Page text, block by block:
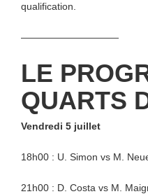
qualification.
——————————
LE
QUARTS
Vendredi 5 juillet
18h00 : U. Simon vs M.
21h00 : D. Costa vs M.